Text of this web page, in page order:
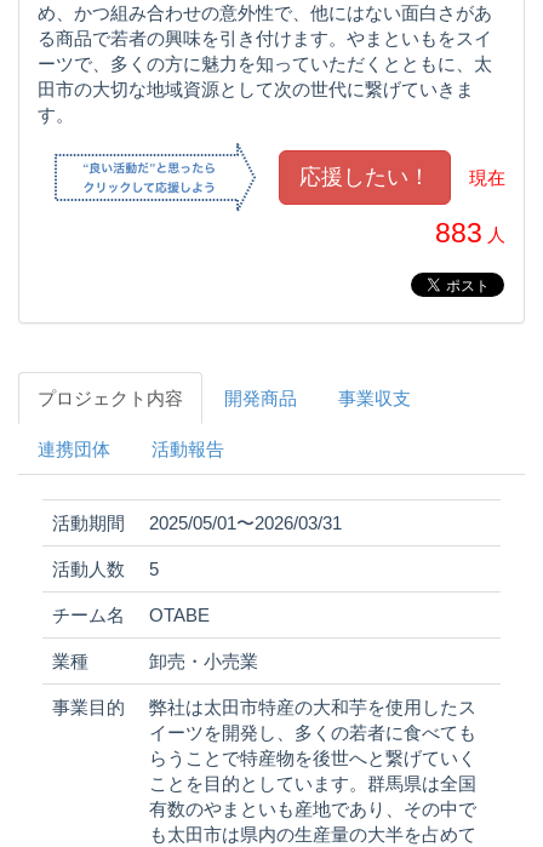
め、かつ組み合わせの意外性で、他にはない面白さがあ
る商品で若者の興味を引き付けます。やまといもをスイ
ーツで、多くの方に魅力を知っていただくとともに、太
田市の大切な地域資源として次の世代に繋げていきま
す。
現在
883 人
プロジェクト内容 開発商品 事業収支
連携団体 活動報告
活動期間 2025/05/01〜2026/03/31
活動人数 5
チーム名 OTABE
業種 卸売・小売業
事業目的
弊社は太田市特産の大和芋を使用したス
イーツを開発し、多くの若者に食べても
らうことで特産物を後世へと繋げていく
ことを目的としています。群馬県は全国
有数のやまといも産地であり、その中で
も太田市は県内の生産量の大半を占めて